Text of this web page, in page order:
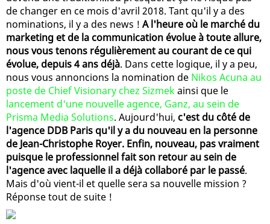
de changer en ce mois d'avril 2018. Tant qu'il y a des
nominations, il y a des news ! A l'heure où le marché du
marketing et de la communication évolue à toute allure,
nous vous tenons régulièrement au courant de ce qui
évolue, depuis 4 ans déjà. Dans cette logique, il y a peu,
nous vous annoncions la nomination de Nikos Acuna au
poste de Chief Visionary chez Sizmekainsi que le
lancement d'une nouvelle agence, Ganz, au sein de
Prisma Media Solutions. Aujourd'hui, c'est du côté de
l'agence DDB Paris qu'il y a du nouveau en la personne
de Jean-Christophe Royer. Enfin, nouveau, pas vraiment
puisque le professionnel fait son retour au sein de
l'agence avec laquelle il a déjà collaboré par le passé.
Mais d'où vient-il et quelle sera sa nouvelle mission ?
Réponse tout de suite !